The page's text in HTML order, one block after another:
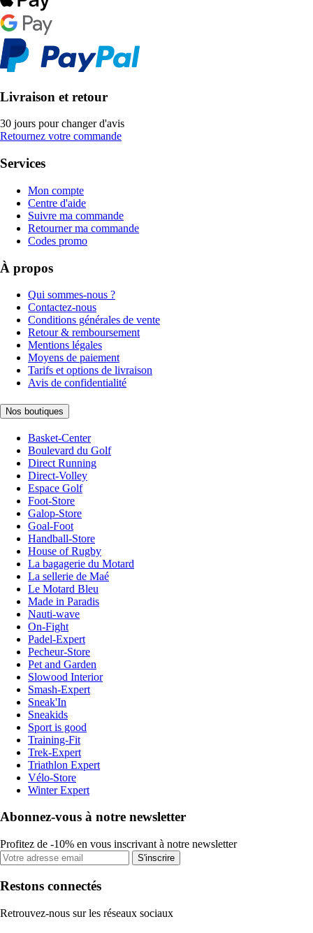
Livraison et retour
30 jours pour changer d'avis
Retournez votre commande
Services
Mon compte
Centre d'aide
Suivre ma commande
Retourner ma commande
Codes promo
À propos
Qui sommes-nous ?
Contactez-nous
Conditions générales de vente
Retour & remboursement
Mentions légales
Moyens de paiement
Tarifs et options de livraison
Avis de confidentialité
Nos boutiques
Basket-Center
Boulevard du Golf
Direct Running
Direct-Volley
Espace Golf
Foot-Store
Galop-Store
Goal-Foot
Handball-Store
House of Rugby
La bagagerie du Motard
La sellerie de Maé
Le Motard Bleu
Made in Paradis
Nauti-wave
On-Fight
Padel-Expert
Pecheur-Store
Pet and Garden
Slowood Interior
Smash-Expert
Sneak'In
Sneakids
Sport is good
Training-Fit
Trek-Expert
Triathlon Expert
Vélo-Store
Winter Expert
Abonnez-vous à notre newsletter
Profitez de -10% en vous inscrivant à notre newsletter
S'inscrire
Restons connectés
Retrouvez-nous sur les réseaux sociaux